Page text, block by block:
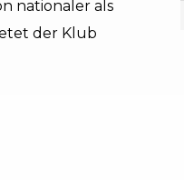
nationaler als
der Klub